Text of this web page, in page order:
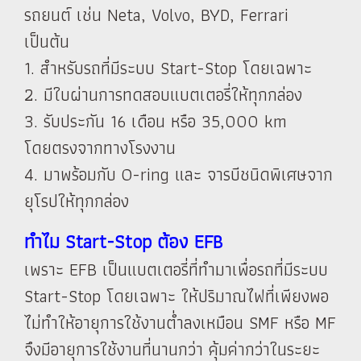
รถยนต์ เช่น Neta, Volvo, BYD, Ferrari
เป็นต้น
1. สำหรับรถที่มีระบบ Start-Stop โดยเฉพาะ
2. มีใบผ่านการทดสอบแบตเตอรี่ให้ทุกกล่อง
3. รับประกัน 16 เดือน หรือ 35,000 km
โดยตรงจากทางโรงงาน
4. มาพร้อมกับ O-ring และ จารบีชนิดพิเศษจาก
ยุโรปให้ทุกกล่อง
ทำไม Start-Stop ต้อง EFB
เพราะ EFB เป็นแบตเตอรี่ที่ทำมาเพื่อรถที่มีระบบ
Start-Stop โดยเฉพาะ ให้ปริมาณไฟที่เพียงพอ
ไม่ทำให้อายุการใช้งานต่ำลงเหมือน SMF หรือ MF
จึงมีอายุการใช้งานที่นานกว่า คุ้มค่ากว่าในระยะ